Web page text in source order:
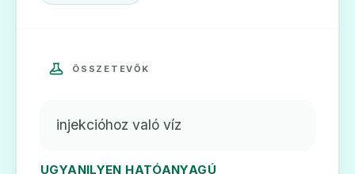
ÖSSZETEVŐK
injekcióhoz való víz
UGYANILYEN HATÓANYAGÚ